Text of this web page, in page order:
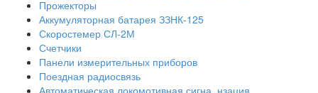
Прожекторы
Аккумуляторная батарея ЗЗНК-125
Скоростемер СЛ-2М
Счетчики
Панели измерительных приборов
Поездная радиосвязь
Автоматическая локомотивная сигна. нзация